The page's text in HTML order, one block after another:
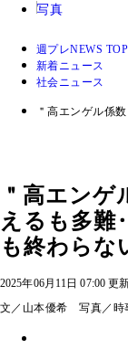
写真
週プレNEWS TOP
新着ニュース
社会ニュース
＂高エンゲル係
＂高エンゲ
えるも多
も終わらな
2025年06月11日 07:00 更
文／山本優希 写真／時